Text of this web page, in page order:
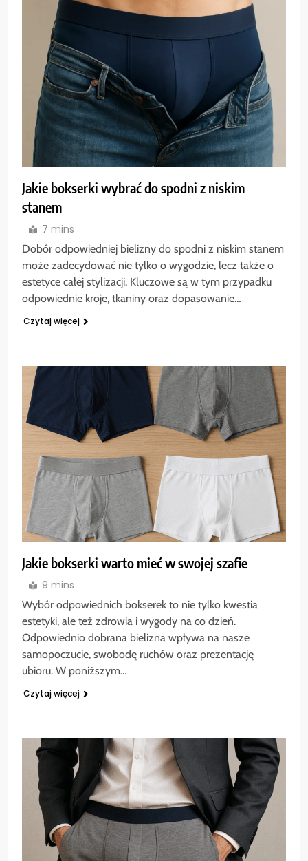
Jakie bokserki wybrać do spodni z niskim
stanem
7 mins
Dobór odpowiedniej bielizny do spodni z niskim stanem
może zadecydować nie tylko o wygodzie, lecz także o
estetyce całej stylizacji. Kluczowe są w tym przypadku
odpowiednie kroje, tkaniny oraz dopasowanie…
Czytaj więcej
Jakie bokserki warto mieć w swojej szafie
9 mins
Wybór odpowiednich bokserek to nie tylko kwestia
estetyki, ale też zdrowia i wygody na co dzień.
Odpowiednio dobrana bielizna wpływa na nasze
samopoczucie, swobodę ruchów oraz prezentację
ubioru. W poniższym…
Czytaj więcej